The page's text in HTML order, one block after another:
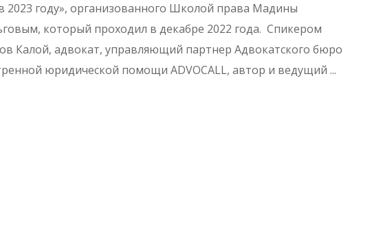
2023 году», организованного Школой права Мадины
который проходил в декабре 2022 года. Спикером
Калой, адвокат, управляющий партнер Адвокатского бюро
юридической помощи ADVOCALL, автор и ведущий